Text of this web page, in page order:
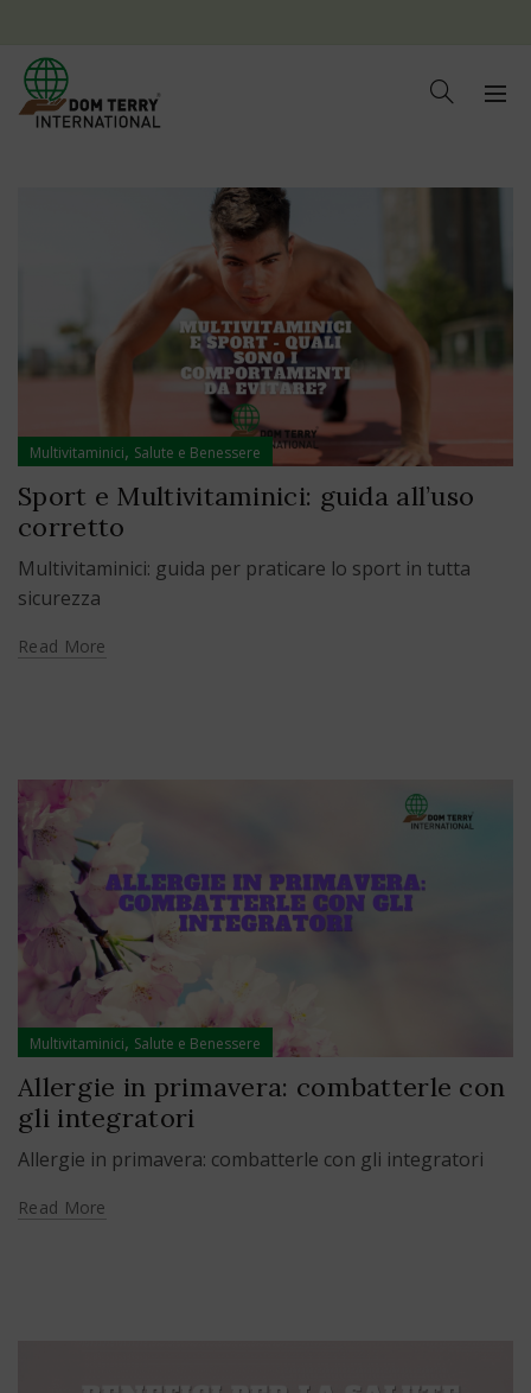
Multivitaminici, Salute e Benessere
Sport e Multivitaminici: guida all’uso
corretto
Multivitaminici: guida per praticare lo sport in tutta
sicurezza
Read More
Multivitaminici, Salute e Benessere
Allergie in primavera: combatterle con
gli integratori
Allergie in primavera: combatterle con gli integratori
Read More